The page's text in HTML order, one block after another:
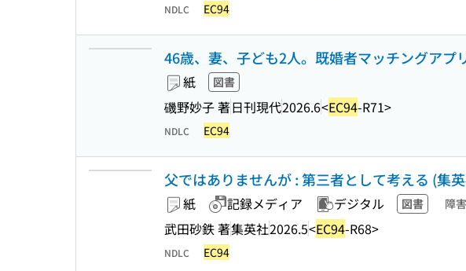
NDLC EC94
46歳、妻、子ども2人。既婚者マッチングアプ
紙 図書
磯野妙子 著日刊現代2026.6<EC94-R71>
NDLC EC94
父ではありませんが : 第三者として考える (集
紙 記録メディア デジタル 図書 障
武田砂鉄 著集英社2026.5<EC94-R68>
NDLC EC94